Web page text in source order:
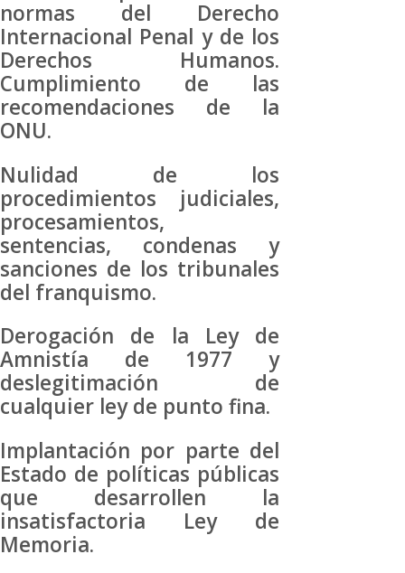
normas del Derecho
Internacional Penal y de los
Derechos Humanos.
Cumplimiento de las
recomendaciones de la
ONU.
Nulidad de los
procedimientos judiciales,
procesamientos,
sentencias, condenas y
sanciones de los tribunales
del franquismo.
Derogación de la Ley de
Amnistía de 1977 y
deslegitimación de
cualquier ley de punto fina.
Implantación por parte del
Estado de políticas públicas
que desarrollen la
insatisfactoria Ley de
Memoria.